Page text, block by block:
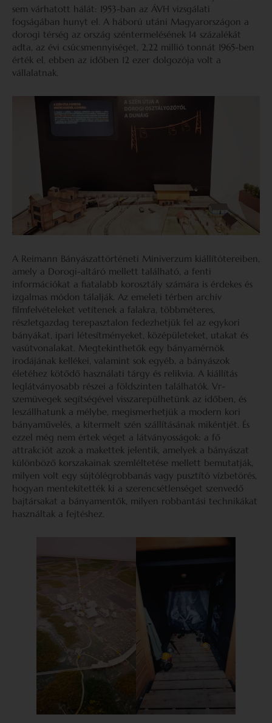
sem várhatott hálát: 1953-ban az ÁVH vizsgálati
fogságában hunyt el. A háború utáni Magyarországon a
dorogi térség az ország széntermelésének 14 százalékát
adta, az évi csúcsmennyiséget, 2,22 millió tonnát 1965-ben
érték el, ebben az időben 12 ezer dolgozója volt a
vállalatnak.
A Reimann Bányászattörténeti Miniverzum kiállítótereiben,
amely a Dorogi-altáró mellett található, a fenti
információkat a fiatalabb korosztály számára is érdekes és
izgalmas módon tálalják. Az emeleti térben archív
filmfelvételeket vetítenek a falakra, többméteres,
részletgazdag terepasztalon fedezhetjük fel az egykori
bányákat, ipari létesítményeket, középületeket, utakat és
vasútvonalakat. Megtekinthetők egy bányamérnök
irodájának kellékei, valamint sok egyéb, a bányászok
életéhez kötődő használati tárgy és relikvia. A kiállítás
leglátványosabb részei a földszinten találhatók. Vr-
szemüvegek segítségével visszarepülhetünk az időben, és
leszállhatunk a mélybe, megismerhetjük a modern kori
bányaművelés, a kitermelt szén szállításának mikéntjét. És
ezzel még nem értek véget a látványosságok: a fő
attrakciót azok a makettek jelentik, amelyek a bányászat
különböző korszakainak szemléltetése mellett bemutatják,
milyen volt egy sújtólégrobbanás vagy pusztító vízbetörés,
hogyan mentekítették ki a szerencsétlenséget szenvedő
bajtársakat a bányamentők, milyen robbantási technikákat
használtak a fejtéshez.